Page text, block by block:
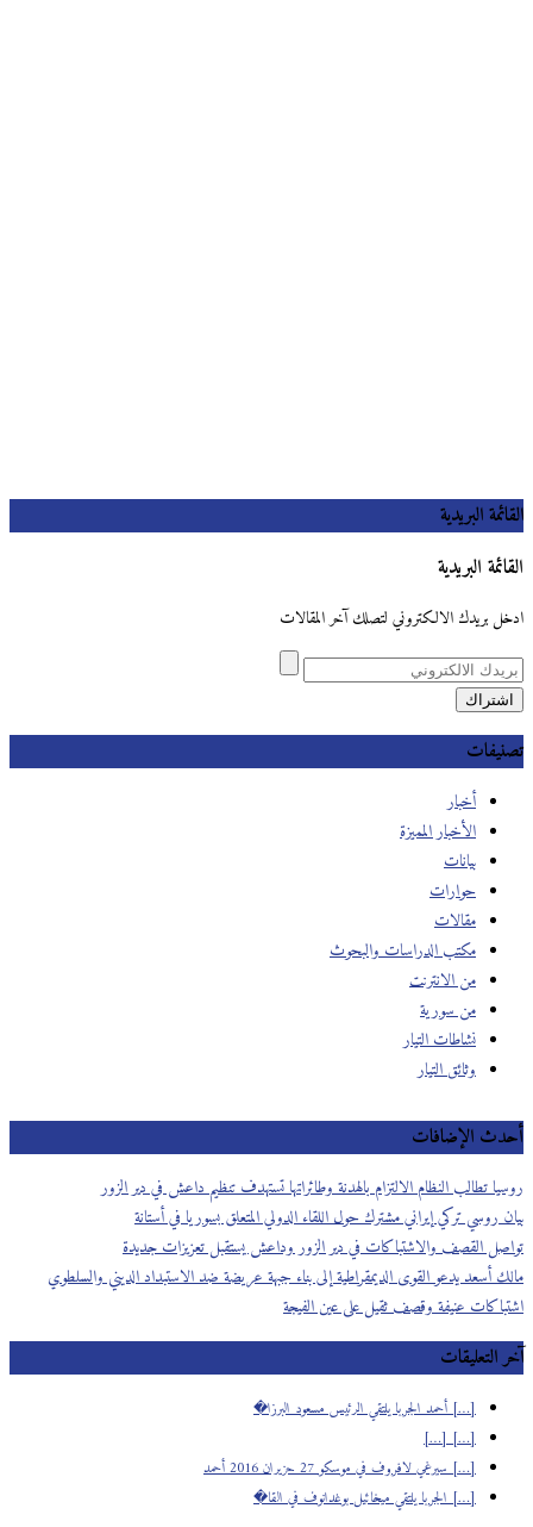
القائمة البريدية
القائمة البريدية
ادخل بريدك الالكتروني لتصلك آخر المقالات
تصنيفات
أخبار
الأخبار المميزة
بيانات
حوارات
مقالات
مكتب الدراسات والبحوث
من الانترنت
من سورية
نشاطات التيار
وثائق التيار
أحدث الإضافات
روسيا تطالب النظام الالتزام بالهدنة وطائراتها تستهدف تنظيم داعش في دير الزور
بيان روسي تركي إيراني مشترك حول اللقاء الدولي المتعلق بسوريا في أستانة
تواصل القصف والاشتباكات في دير الزور وداعش يستقبل تعزيزات جديدة
مالك أسعد يدعو القوى الديمقراطية إلى بناء جبهة عريضة ضد الاستبداد الديني والسلطوي
اشتباكات عنيفة وقصف ثقيل على عين الفيجة
آخر التعليقات
[…] أحمد الجربا يلتقي الرئيس مسعود البرزا�
[…] […]
[…] سيرغي لافروف في موسكو 27 حزيران 2016 أحمد
[…] الجربا يلتقي ميخائيل بوغدانوف في القا�